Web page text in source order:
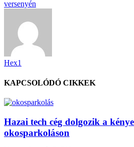
versenyén
Hex1
KAPCSOLÓDÓ CIKKEK
Hazai tech cég dolgozik a
okosparkoláson